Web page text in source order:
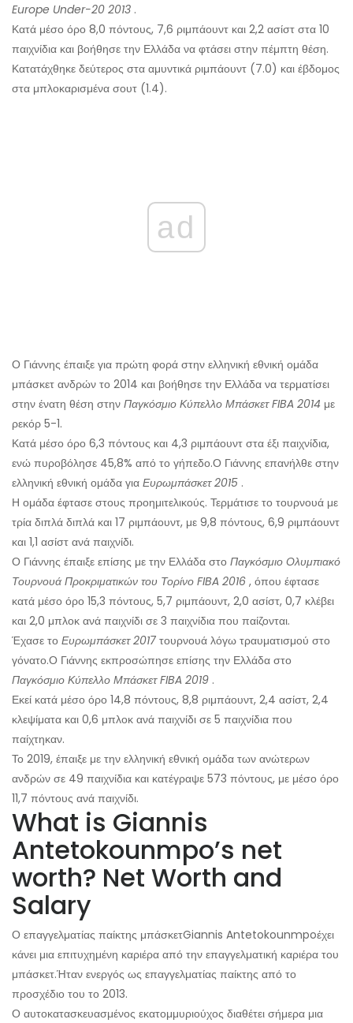
Europe Under-20 2013 .
Κατά μέσο όρο 8,0 πόντους, 7,6 ριμπάουντ και 2,2 ασίστ στα 10
παιχνίδια και βοήθησε την Ελλάδα να φτάσει στην πέμπτη θέση.
Κατατάχθηκε δεύτερος στα αμυντικά ριμπάουντ (7.0) και έβδομος
στα μπλοκαρισμένα σουτ (1.4).
ad
Ο Γιάννης έπαιξε για πρώτη φορά στην ελληνική εθνική ομάδα
μπάσκετ ανδρών το 2014 και βοήθησε την Ελλάδα να τερματίσει
στην ένατη θέση στην Παγκόσμιο Κύπελλο Μπάσκετ FIBA ​​2014 με
ρεκόρ 5-1.
Κατά μέσο όρο 6,3 πόντους και 4,3 ριμπάουντ στα έξι παιχνίδια,
ενώ πυροβόλησε 45,8% από το γήπεδο.Ο Γιάννης επανήλθε στην
ελληνική εθνική ομάδα για Ευρωμπάσκετ 2015 .
Η ομάδα έφτασε στους προημιτελικούς. Τερμάτισε το τουρνουά με
τρία διπλά διπλά και 17 ριμπάουντ, με 9,8 πόντους, 6,9 ριμπάουντ
και 1,1 ασίστ ανά παιχνίδι.
Ο Γιάννης έπαιξε επίσης με την Ελλάδα στο Παγκόσμιο Ολυμπιακό
Τουρνουά Προκριματικών του Τορίνο FIBA ​​2016 , όπου έφτασε
κατά μέσο όρο 15,3 πόντους, 5,7 ριμπάουντ, 2,0 ασίστ, 0,7 κλέβει
και 2,0 μπλοκ ανά παιχνίδι σε 3 παιχνίδια που παίζονται.
Έχασε το Ευρωμπάσκετ 2017 τουρνουά λόγω τραυματισμού στο
γόνατο.Ο Γιάννης εκπροσώπησε επίσης την Ελλάδα στο
Παγκόσμιο Κύπελλο Μπάσκετ FIBA ​​2019 .
Εκεί κατά μέσο όρο 14,8 πόντους, 8,8 ριμπάουντ, 2,4 ασίστ, 2,4
κλεψίματα και 0,6 μπλοκ ανά παιχνίδι σε 5 παιχνίδια που
παίχτηκαν.
Το 2019, έπαιξε με την ελληνική εθνική ομάδα των ανώτερων
ανδρών σε 49 παιχνίδια και κατέγραψε 573 πόντους, με μέσο όρο
11,7 πόντους ανά παιχνίδι.
What is Giannis
Antetokounmpo’s net
worth? Net Worth and
Salary
Ο επαγγελματίας παίκτης μπάσκετGiannis Antetokounmpoέχει
κάνει μια επιτυχημένη καριέρα από την επαγγελματική καριέρα του
μπάσκετ.Ήταν ενεργός ως επαγγελματίας παίκτης από το
προσχέδιο του το 2013.
Ο αυτοκατασκευασμένος εκατομμυριούχος διαθέτει σήμερα μια